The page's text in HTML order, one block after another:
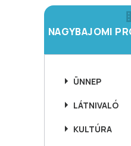
NAGYBAJOMI
ÜNNEP
LÁTNIVALÓ
KULTÚRA